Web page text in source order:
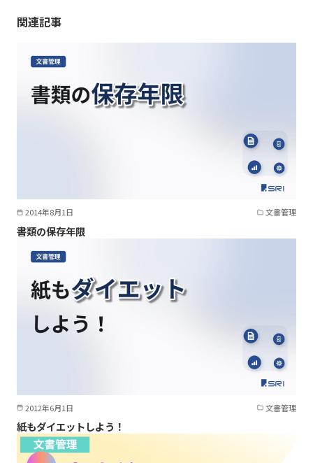
関連記事
2014年8月1日 文書管理
書類の保存年限
2012年6月1日 文書管理
紙もダイエットしよう！